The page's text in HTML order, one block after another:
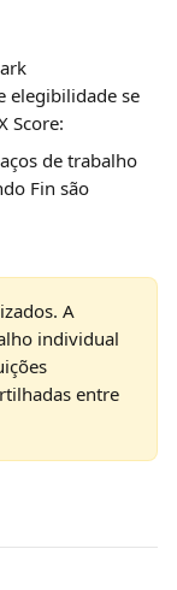
elegibilidade se
Score:
de trabalho
Fin são
A
individual
entre